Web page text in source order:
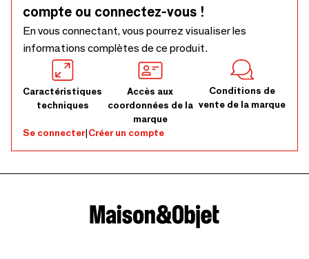
compte ou connectez-vous !
En vous connectant, vous pourrez visualiser les
informations complètes de ce produit.
Caractéristiques
techniques
Accès aux
coordonnées de la
marque
Conditions de
vente de la marque
Se connecter|Créer un compte